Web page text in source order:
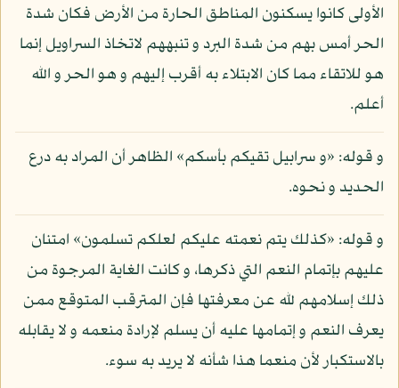
الأولى كانوا يسكنون المناطق الحارة من الأرض فكان شدة
الحر أمس بهم من شدة البرد و تنبههم لاتخاذ السراويل إنما
هو للاتقاء مما كان الابتلاء به أقرب إليهم و هو الحر و الله
أعلم.
و قوله: «و سرابيل تقيكم بأسكم» الظاهر أن المراد به درع
الحديد و نحوه.
و قوله: «كذلك يتم نعمته عليكم لعلكم تسلمون» امتنان
عليهم بإتمام النعم التي ذكرها، و كانت الغاية المرجوة من
ذلك إسلامهم لله عن معرفتها فإن المترقب المتوقع ممن
يعرف النعم و إتمامها عليه أن يسلم لإرادة منعمه و لا يقابله
بالاستكبار لأن منعما هذا شأنه لا يريد به سوء.